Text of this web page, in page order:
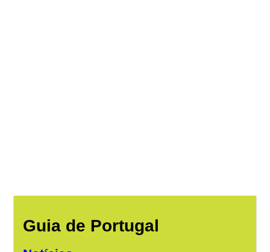
Guia de Portugal